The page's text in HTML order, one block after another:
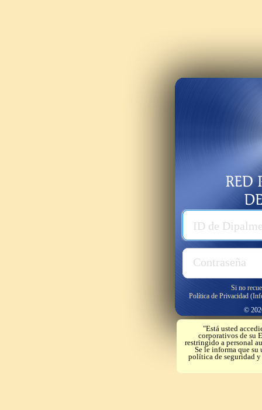
ID de
Contraseña
Usuario
Password
Si no
Política de Privacidad
©
"Está usted
corporativos de su
restringido a personal
Se le informa que su
política de seguridad y